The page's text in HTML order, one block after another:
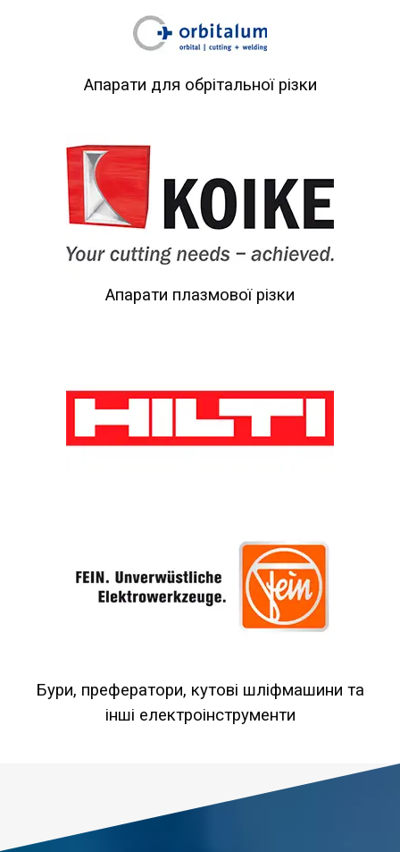
Апарати для обрітальної різки
Апарати плазмової різки
Бури, префератори, кутові шліфмашини та
інші електроінструменти